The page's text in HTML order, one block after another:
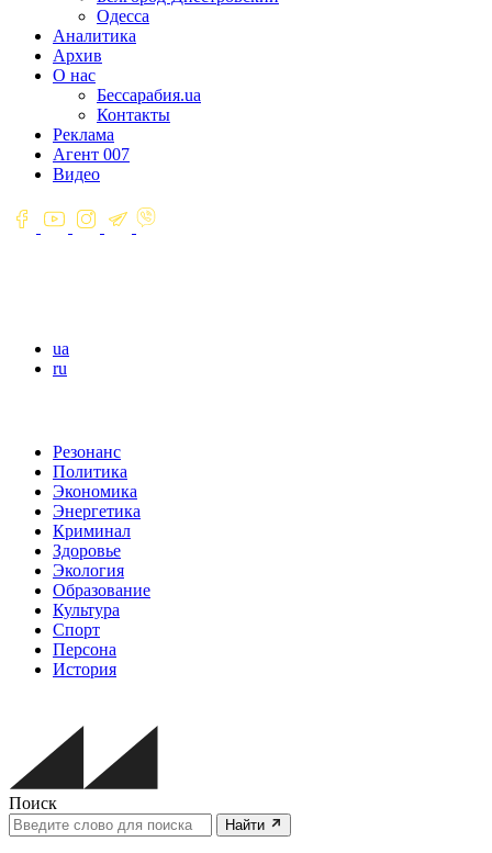
Одесса
Аналитика
Архив
О нас
Бессарабия.ua
Контакты
Реклама
Агент 007
Видео
ua
ru
Резонанс
Политика
Экономика
Энергетика
Криминал
Здоровье
Экология
Образование
Культура
Спорт
Персона
История
Поиск
Найти